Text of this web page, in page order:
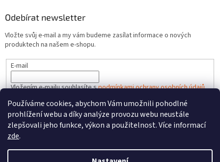
Používáme cookies, abychom Vám umožnili pohodlné
prohlížení webu a díky analýze provozu webu neustále
zlepšovali jeho funkce, výkon a použitelnost. Více informací
zde.
Odebírat newsletter
Vložte svůj e-mail a my vám budeme zasílat informace o nových
produktech na našem e-shopu.
E-mail
Vložením e-mailu souhlasíte spodmínkami ochrany osobních údajů
PŘIHLÁSIT SE